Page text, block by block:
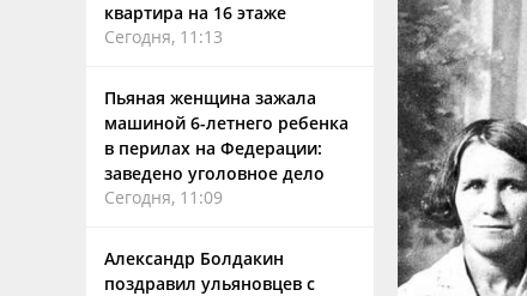
квартира на 16 этаже
Сегодня, 11:13
Пьяная женщина зажала
машиной 6-летнего ребенка
в перилах на Федерации:
заведено уголовное дело
Сегодня, 11:09
Александр Болдакин
поздравил ульяновцев с